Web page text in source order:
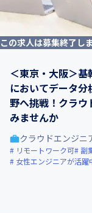
この求人は募集終了し
＜東京・大阪＞
においてデータ
野へ挑戦！クラウ
みませんか
クラウドエンジニ
リモートワーク可 副
女性エンジニアが活躍